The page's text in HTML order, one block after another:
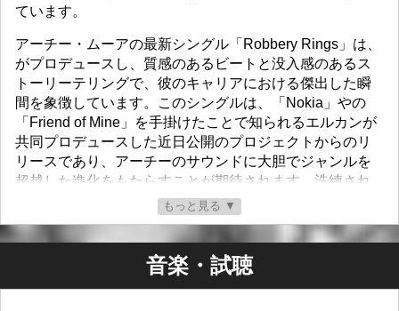
ています。
アーチー・ムーアの最新シングル「Robbery Rings」は、
がプロデュースし、質感のあるビートと没入感のあるス
トーリーテリングで、彼のキャリアにおける傑出した瞬
間を象徴しています。このシングルは、「Nokia」やの
「Friend of Mine」を手掛けたことで知られるエルカンが
共同プロデュースした近日公開のプロジェクトからのリ
リースであり、アーチーのサウンドに大胆でジャンルを
超越した進化をもたらすことが期待されます。洗練され
たプロダクションとシネマティックなビジュアルは、彼
の芸術性に新たな基準を打ち立てています。
アーチーの成功は、輝かしいマイルストーンによって彩
られてきました。ダブリンで2度目のライブショーでデン
ゼル・カリーのオープニングアクトを務め、2,500人の観
もっと見る ▼
音楽・試聴